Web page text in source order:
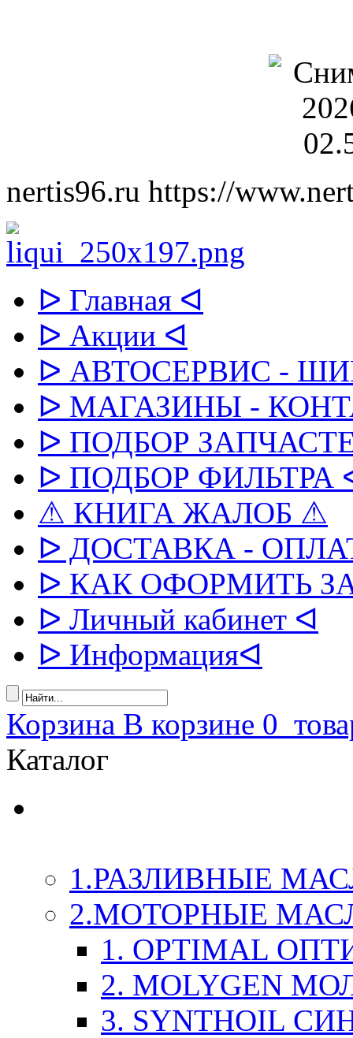
nertis96.ru https://
ᐅ Главная ᐊ
ᐅ Акции ᐊ
ᐅ АВТОСЕРВИС -
ᐅ МАГАЗИНЫ -
ᐅ ПОДБОР
ᐅ ПОДБОР ФИЛЬТРА
⚠ КНИГА ЖАЛОБ ⚠
ᐅ ДОСТАВКА -
ᐅ КАК ОФОРМИТЬ
ᐅ Личный кабинет ᐊ
ᐅ Информацияᐊ
Корзина В корзине 0
Каталог
1.РАЗЛИВНЫЕ
2.МОТОРНЫЕ
1. OPTIMAL
2. MOLYGEN
3. SYNTHOIL